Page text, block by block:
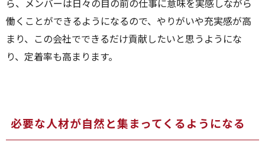
ら、メンバーは日々の目の前の仕事に意味を実感しながら
働くことができるようになるので、やりがいや充実感が高
まり、この会社でできるだけ貢献したいと思うようにな
り、定着率も高まります。
必要な人材が自然と集まってくるようになる